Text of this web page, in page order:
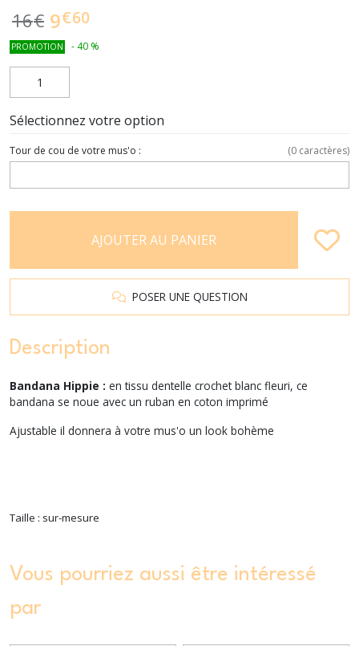
16€ 9€60
PROMOTION - 40 %
Sélectionnez votre option
Tour de cou de votre mus'o : (0 caractères)
AJOUTER AU PANIER
POSER UNE QUESTION
Description
Bandana Hippie : en tissu dentelle crochet blanc fleuri, ce
bandana se noue avec un ruban en coton imprimé
Ajustable il donnera à votre mus'o un look bohème
Taille : sur-mesure
Vous pourriez aussi être intéressé
par